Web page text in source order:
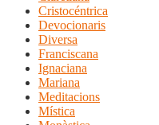
Cristocéntrica
Devocionaris
Diversa
Franciscana
Ignaciana
Mariana
Meditacions
Mística